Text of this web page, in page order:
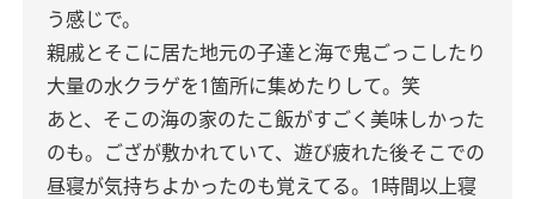
う感じで。
親戚とそこに居た地元の子達と海で鬼ごっこしたり
大量の水クラゲを1箇所に集めたりして。笑
あと、そこの海の家のたこ飯がすごく美味しかった
のも。ござが敷かれていて、遊び疲れた後そこでの
昼寝が気持ちよかったのも覚えてる。1時間以上寝